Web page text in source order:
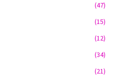
(47)
(15)
(12)
(34)
(21)